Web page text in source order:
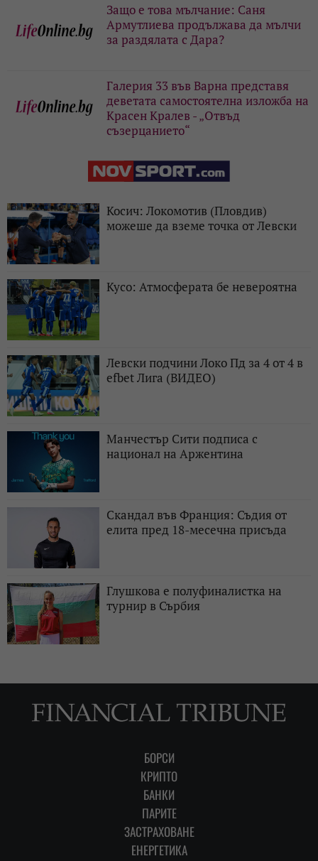
Защо е това мълчание: Саня
Армутлиева продължава да мълчи
за раздялата с Дара?
Галерия 33 във Варна представя
деветата самостоятелна изложба на
Красен Кралев - „Отвъд
съзерцанието“
Косич: Локомотив (Пловдив)
можеше да вземе точка от Левски
Кусо: Атмосферата бе невероятна
Левски подчини Локо Пд за 4 от 4 в
efbet Лига (ВИДЕО)
Манчестър Сити подписа с
национал на Аржентина
Скандал във Франция: Съдия от
елита пред 18-месечна присъда
Глушкова е полуфиналистка на
турнир в Сърбия
БОРСИ
КРИПТО
БАНКИ
ПАРИТЕ
ЗАСТРАХОВАНЕ
ЕНЕРГЕТИКА